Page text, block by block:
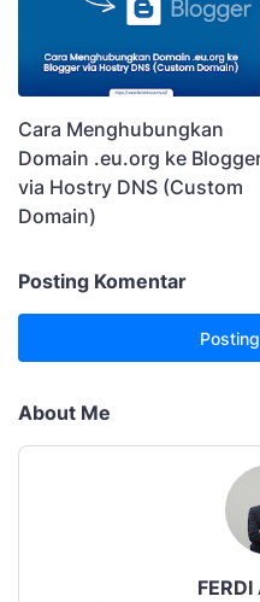
Cara Menghubungkan
Domain .eu.org ke
via Hostry DNS (Custom
Domain)
Posting Komentar
About Me